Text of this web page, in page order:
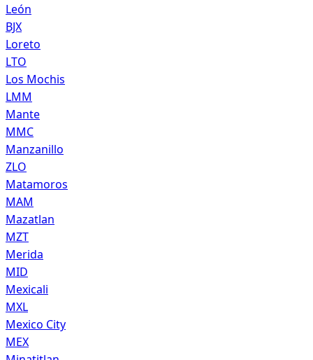
León
BJX
Loreto
LTO
Los Mochis
LMM
Mante
MMC
Manzanillo
ZLO
Matamoros
MAM
Mazatlan
MZT
Merida
MID
Mexicali
MXL
Mexico City
MEX